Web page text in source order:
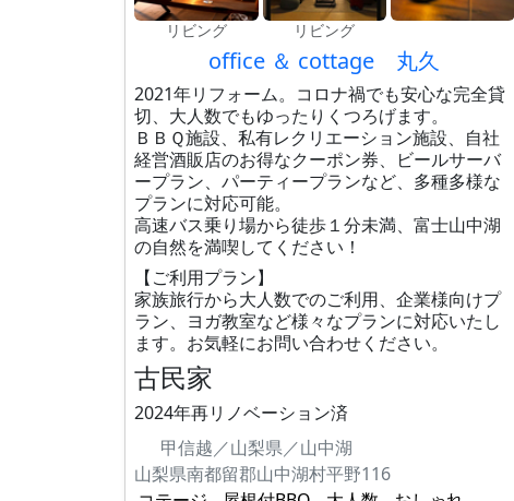
リビング リビング
office ＆ cottage 丸久
2021年リフォーム。コロナ禍でも安心な完全貸
切、大人数でもゆったりくつろげます。
ＢＢＱ施設、私有レクリエーション施設、自社
経営酒販店のお得なクーポン券、ビールサーバ
ープラン、パーティープランなど、多種多様な
プランに対応可能。
高速バス乗り場から徒歩１分未満、富士山中湖
の自然を満喫してください！
【ご利用プラン】
家族旅行から大人数でのご利用、企業様向けプ
ラン、ヨガ教室など様々なプランに対応いたし
ます。お気軽にお問い合わせください。
古民家
2024年再リノベーション済
甲信越／山梨県／山中湖
山梨県南都留郡山中湖村平野116